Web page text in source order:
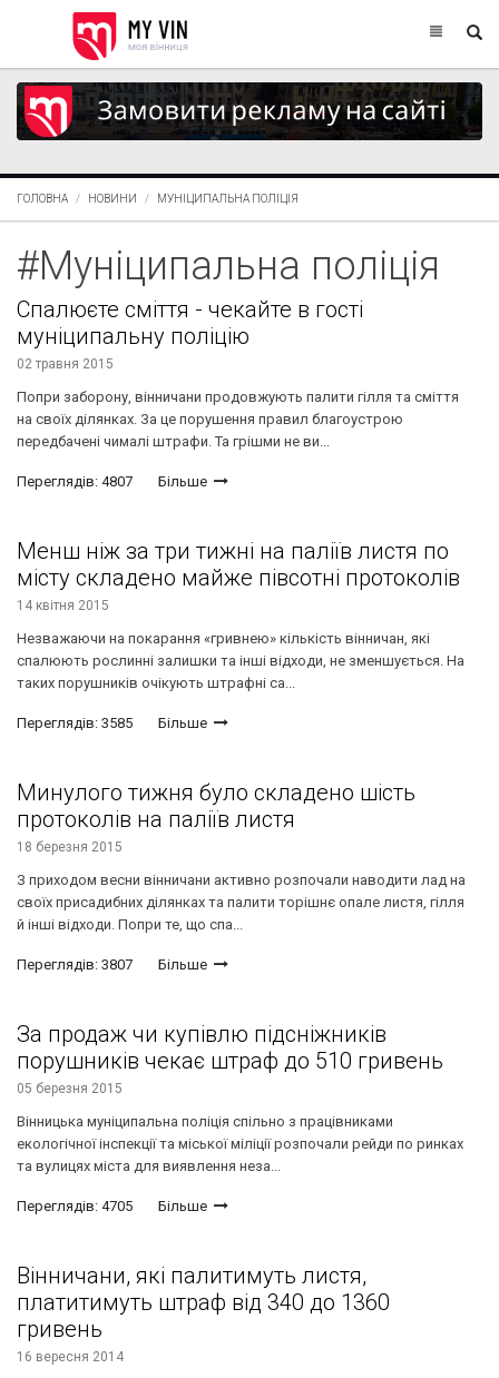
ГОЛОВНА НОВИНИ МУНІЦИПАЛЬНА ПОЛІЦІЯ
#Муніципальна поліція
Спалюєте сміття - чекайте в гості
муніципальну поліцію
02 травня 2015
Попри заборону, вінничани продовжують палити гілля та сміття
на своїх ділянках. За це порушення правил благоустрою
передбачені чималі штрафи. Та грішми не ви...
Переглядів: 4807 Більше
Менш ніж за три тижні на паліїв листя по
місту складено майже півсотні протоколів
14 квітня 2015
Незважаючи на покарання «гривнею» кількість вінничан, які
спалюють рослинні залишки та інші відходи, не зменшується. На
таких порушників очікують штрафні са...
Переглядів: 3585 Більше
Минулого тижня було складено шість
протоколів на паліїв листя
18 березня 2015
З приходом весни вінничани активно розпочали наводити лад на
своїх присадибних ділянках та палити торішнє опале листя, гілля
й інші відходи. Попри те, що спа...
Переглядів: 3807 Більше
За продаж чи купівлю підсніжників
порушників чекає штраф до 510 гривень
05 березня 2015
​Вінницька муніципальна поліція спільно з працівниками
екологічної інспекції та міської міліції розпочали рейди по ринках
та вулицях міста для виявлення неза...
Переглядів: 4705 Більше
Вінничани, які палитимуть листя,
платитимуть штраф від 340 до 1360
гривень
16 вересня 2014